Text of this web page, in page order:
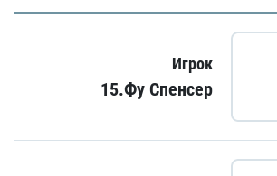
Игрок
15.Фу Спенсер